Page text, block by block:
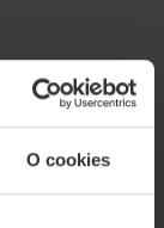
O cookies